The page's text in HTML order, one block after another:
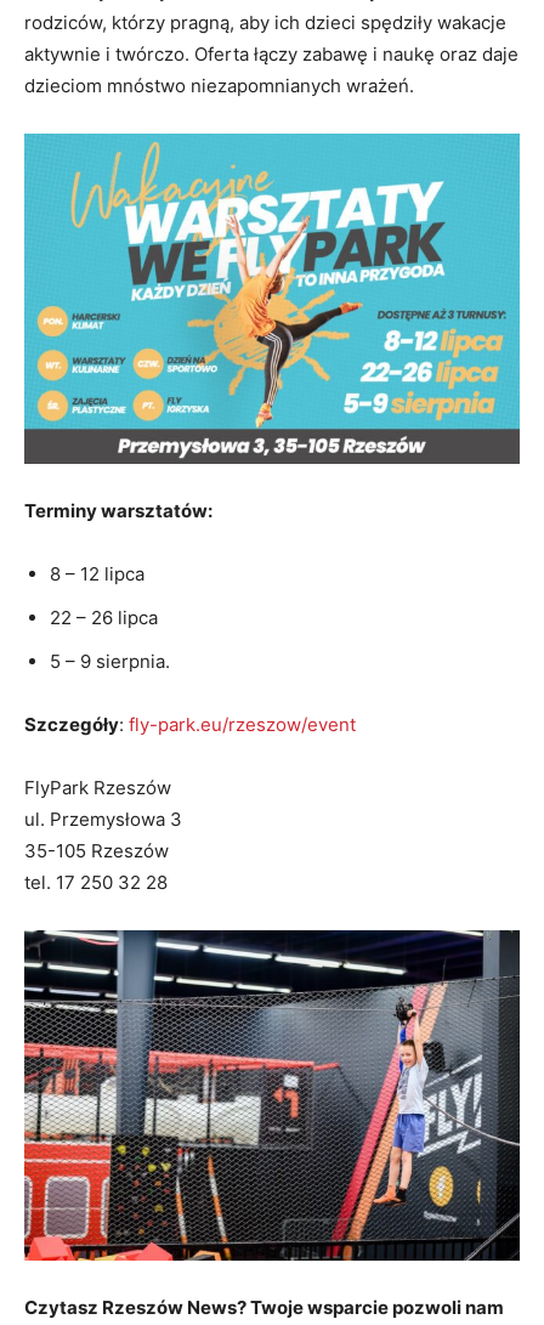
rodziców, którzy pragną, aby ich dzieci spędziły wakacje
aktywnie i twórczo. Oferta łączy zabawę i naukę oraz daje
dzieciom mnóstwo niezapomnianych wrażeń.
Terminy warsztatów:
8 – 12 lipca
22 – 26 lipca
5 – 9 sierpnia.
Szczegóły: fly-park.eu/rzeszow/event
FlyPark Rzeszów
ul. Przemysłowa 3
35-105 Rzeszów
tel. 17 250 32 28
Czytasz Rzeszów News? Twoje wsparcie pozwoli nam